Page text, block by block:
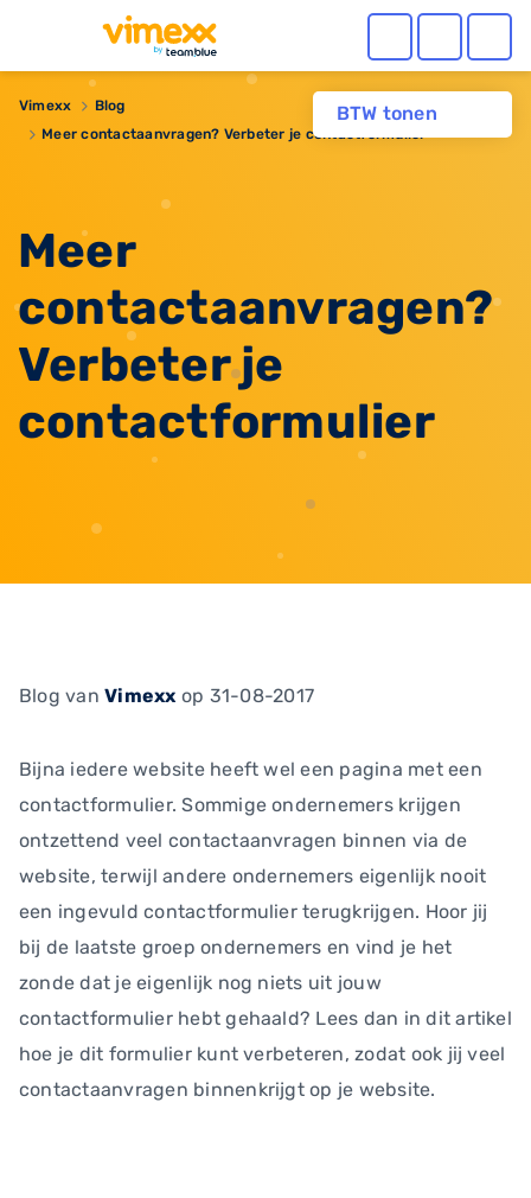
BTW tonen
Vimexx
Blog
Meer contactaanvragen? Verbeter je contactformulier
Meer
contactaanvragen?
Verbeter je
contactformulier
Blog vanVimexx op 31-08-2017
Bijna iedere website heeft wel een pagina met een
contactformulier. Sommige ondernemers krijgen
ontzettend veel contactaanvragen binnen via de
website, terwijl andere ondernemers eigenlijk nooit
een ingevuld contactformulier terugkrijgen. Hoor jij
bij de laatste groep ondernemers en vind je het
zonde dat je eigenlijk nog niets uit jouw
contactformulier hebt gehaald? Lees dan in dit artikel
hoe je dit formulier kunt verbeteren, zodat ook jij veel
contactaanvragen binnenkrijgt op je website.